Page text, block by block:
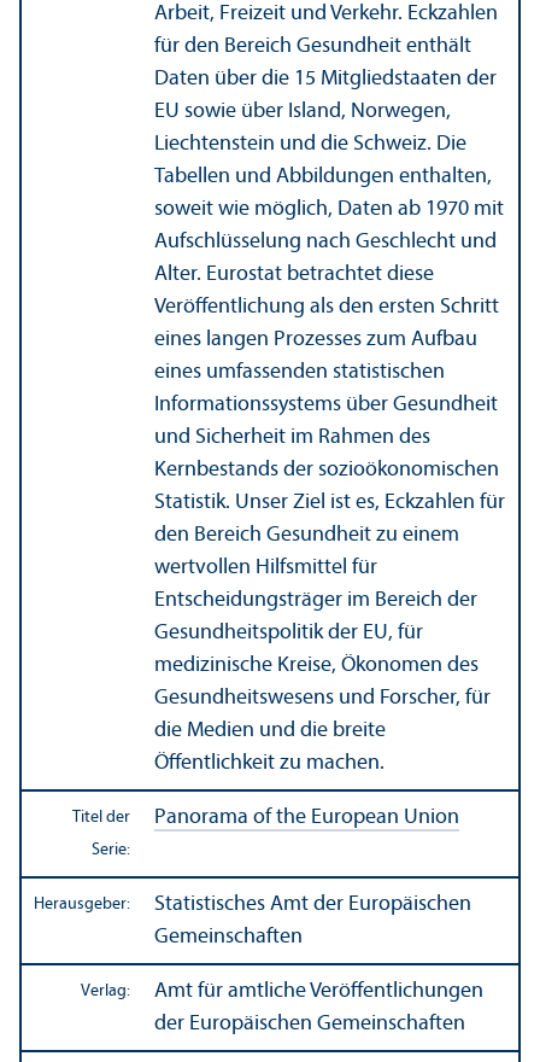
Arbeit, Freizeit und Verkehr. Eckzahlen
für den Bereich Gesundheit enthält
Daten über die 15 Mitgliedstaaten der
EU sowie über Island, Norwegen,
Liechtenstein und die Schweiz. Die
Tabellen und Abbildungen enthalten,
soweit wie möglich, Daten ab 1970 mit
Aufschlüsselung nach Geschlecht und
Alter. Eurostat betrachtet diese
Veröffentlichung als den ersten Schritt
eines langen Prozesses zum Aufbau
eines umfassenden statistischen
Informations­systems über Gesundheit
und Sicherheit im Rahmen des
Kernbestands der sozio­ökonomischen
Statistik. Unser Ziel ist es, Eckzahlen für
den Bereich Gesundheit zu einem
wertvollen Hilfsmittel für
Entscheidungs­träger im Bereich der
Gesundheits­politik der EU, für
medizinische Kreise, Ökonomen des
Gesundheits­wesens und Forscher, für
die Medien und die breite
Öffentlichkeit zu machen.
Titel der
Serie:
Panorama of the European Union
Herausgeber:
Statistisches Amt der Europäischen
Gemeinschaften
Verlag:
Amt für amtliche Veröffentlichungen
der Europäischen Gemeinschaften